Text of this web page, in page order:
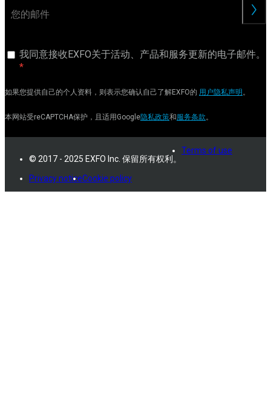
我同意接收EXFO关于活动、产品和服务更新的电子邮件。
如果您提供自己的个人资料，则表示您确认自己了解EXFO的 用户隐私声明 。
本网站受reCAPTCHA保护，且适用Google隐私政策和服务条款。
© 2017 - 2025 EXFO Inc. 保留所有权利。
Terms of use
Privacy noticeCookie policy